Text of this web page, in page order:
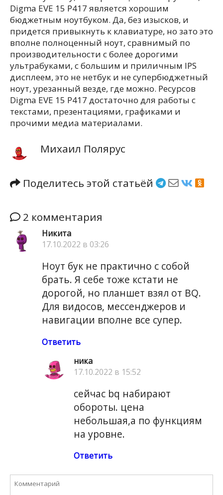
Digma EVE 15 P417 является хорошим
бюджетным ноутбуком. Да, без изысков, и
придется привыкнуть к клавиатуре, но зато это
вполне полноценный ноут, сравнимый по
производительности с более дорогими
ультрабуками, с большим и приличным IPS
дисплеем, это не нетбук и не супербюджетный
ноут, урезанный везде, где можно. Ресурсов
Digma EVE 15 P417 достаточно для работы с
текстами, презентациями, графиками и
прочими медиа материалами.
Михаил Полярус
Поделитесь этой статьёй
2 комментария
Никита
17.10.2022 в 03:26
Ноут бук не практично с собой
брать. Я себе тоже кстати не
дорогой, но планшет взял от BQ.
Для видосов, мессенджеров и
навигации вполне все супер.
Ответить
ника
17.10.2022 в 15:52
сейчас bq набирают
обороты. цена
небольшая,а по функциям
на уровне.
Ответить